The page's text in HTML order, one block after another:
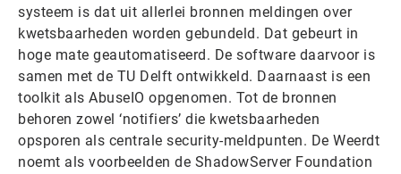
systeem is dat uit allerlei bronnen meldingen over
kwetsbaarheden worden gebundeld. Dat gebeurt in
hoge mate geautomatiseerd. De software daarvoor is
samen met de TU Delft ontwikkeld. Daarnaast is een
toolkit als AbuseIO opgenomen. Tot de bronnen
behoren zowel ‘notifiers’ die kwetsbaarheden
opsporen als centrale security-meldpunten. De Weerdt
noemt als voorbeelden de ShadowServer Foundation